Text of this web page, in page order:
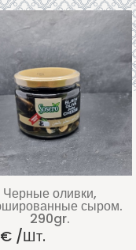
Черные оливки,
сыром.
290gr.
€ /шт.